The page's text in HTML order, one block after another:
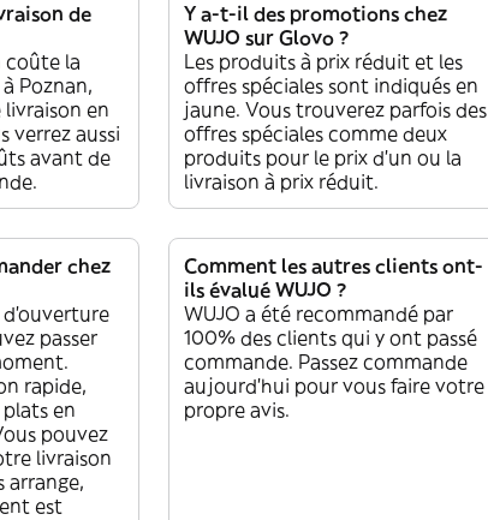
de
coûte la
Poznan,
livraison en
verrez aussi
avant de
Y a-t-il des promotions chez
WUJO sur Glovo ?
Les produits à prix réduit et les
offres spéciales sont indiqués en
jaune. Vous trouverez parfois des
offres spéciales comme deux
produits pour le prix d'un ou la
livraison à prix réduit.
chez
d'ouverture
passer
rapide,
en
pouvez
livraison
arrange,
est
Comment les autres clients ont-
ils évalué WUJO ?
WUJO a été recommandé par
100% des clients qui y ont passé
commande. Passez commande
aujourd'hui pour vous faire votre
propre avis.